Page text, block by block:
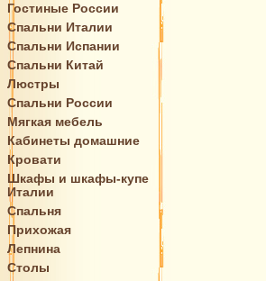
Гостиные России
Спальни Италии
Спальни Испании
Спальни Китай
Люстры
Спальни России
Мягкая мебель
Кабинеты домашние
Кровати
Шкафы и шкафы-купе
Италии
Спальня
Прихожая
Лепнина
Столы